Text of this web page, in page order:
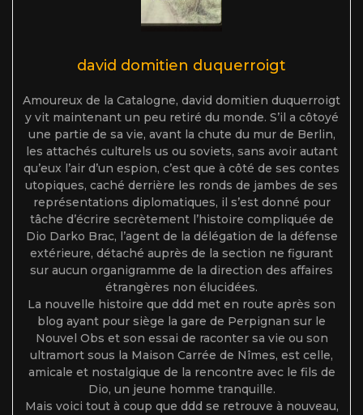
david domitien duquerroigt
Amoureux de la Catalogne, david domitien duquerroigt
y vit maintenant un peu retiré du monde. S’il a côtoyé
une partie de sa vie, avant la chute du mur de Berlin,
les attachés culturels us ou soviets, sans avoir autant
qu’eux l’air d’un espion, c’est que à côté de ses contes
utopiques, caché derrière les ronds de jambes de ses
représentations diplomatiques, il s’est donné pour
tâche d’écrire secrètement l’histoire compliquée de
Dio Darko Brac, l’agent de la délégation de la défense
extérieure, détaché auprès de la section ne figurant
sur aucun organigramme de la direction des affaires
étrangères non élucidées.
La nouvelle histoire que ddd met en route après son
blog ayant pour siège la gare de Perpignan sur le
Nouvel Obs et son essai de raconter sa vie ou son
ultramort sous la Maison Carrée de Nîmes, est celle,
amicale et nostalgique de la rencontre avec le fils de
Dio, un jeune homme tranquille.
Mais voici tout à coup que ddd se retrouve à nouveau,